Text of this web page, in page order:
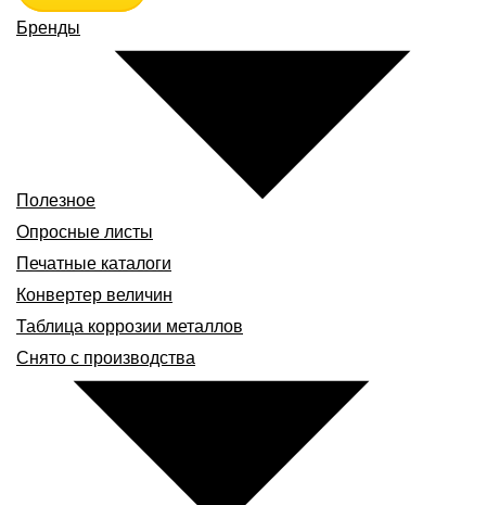
Бренды
Полезное
Опросные листы
Печатные каталоги
Конвертер величин
Таблица коррозии металлов
Снято с производства